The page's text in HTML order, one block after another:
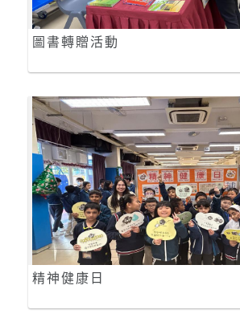
圖書轉贈活動
精神健康日